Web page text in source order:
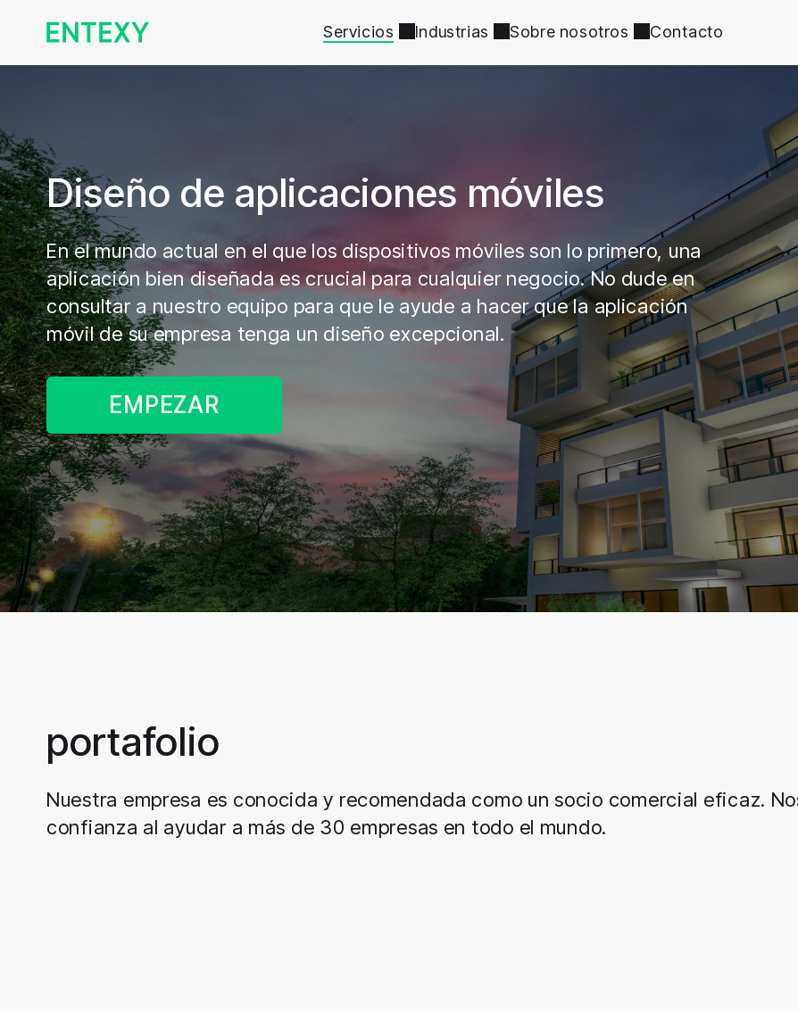
Servicios Industrias Sobre nosotros Contacto
Diseño de aplicaciones móviles
En el mundo actual en el que los dispositivos móviles son lo primero, una
aplicación bien diseñada es crucial para cualquier negocio. No dude en
consultar a nuestro equipo para que le ayude a hacer que la aplicación
móvil de su empresa tenga un diseño excepcional.
EMPEZAR
portafolio
Nuestra empresa es conocida y recomendada como un socio comercial eficaz.
confianza al ayudar a más de 30 empresas en todo el mundo.